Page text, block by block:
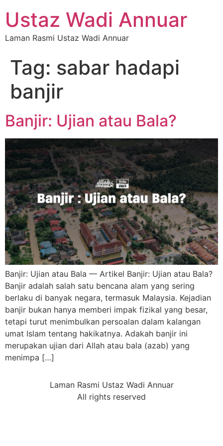
Ustaz Wadi Annuar
Laman Rasmi Ustaz Wadi Annuar
Tag: sabar hadapi
banjir
Banjir: Ujian atau Bala?
Banjir: Ujian atau Bala — Artikel Banjir: Ujian atau Bala?
Banjir adalah salah satu bencana alam yang sering
berlaku di banyak negara, termasuk Malaysia. Kejadian
banjir bukan hanya memberi impak fizikal yang besar,
tetapi turut menimbulkan persoalan dalam kalangan
umat Islam tentang hakikatnya. Adakah banjir ini
merupakan ujian dari Allah atau bala (azab) yang
menimpa […]
Laman Rasmi Ustaz Wadi Annuar
All rights reserved